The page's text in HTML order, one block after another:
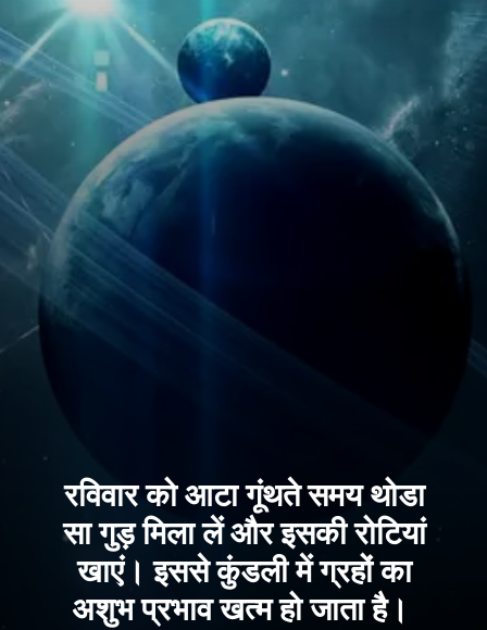
रविवार को आटा गूंथते समय थोडा
सा गुड़ मिला लें और इसकी रोटियां
खाएं। इससे कुंडली में ग्रहों का
अशुभ प्रभाव खत्म हो जाता है।